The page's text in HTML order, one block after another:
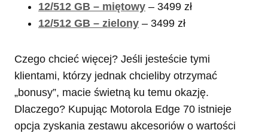
12/512 GB – miętowy – 3499 zł
12/512 GB – zielony – 3499 zł
Czego chcieć więcej? Jeśli jesteście tymi
klientami, którzy jednak chcieliby otrzymać
„bonusy”, macie świetną ku temu okazję.
Dlaczego? Kupując Motorola Edge 70 istnieje
opcja zyskania zestawu akcesoriów o wartości